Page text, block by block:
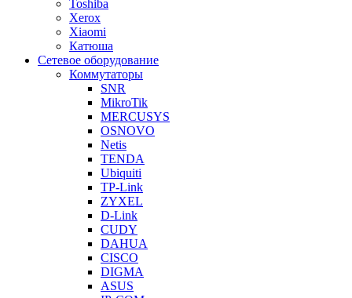
Toshiba
Xerox
Xiaomi
Катюша
Сетевое оборудование
Коммутаторы
SNR
MikroTik
MERCUSYS
OSNOVO
Netis
TENDA
Ubiquiti
TP-Link
ZYXEL
D-Link
CUDY
DAHUA
CISCO
DIGMA
ASUS